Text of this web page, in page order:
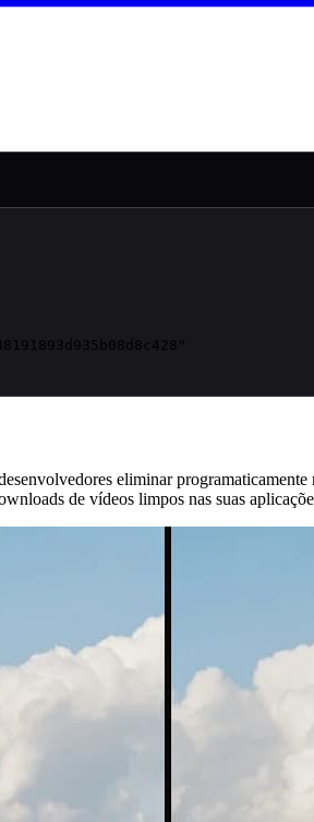
eliminar
de vídeos limpos nas suas